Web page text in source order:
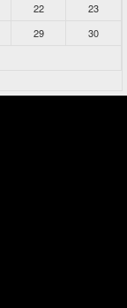
22
23
29
30